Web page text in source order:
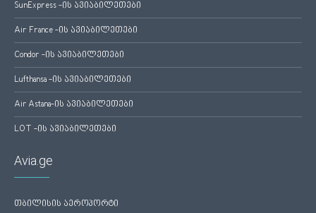
SunExpress -ის ავიაბილეთები
Air France -ის ავიაბილეთები
Condor -ის ავიაბილეთები
Lufthansa -ის ავიაბილეთები
Air Astana-ის ავიაბილეთები
LOT -ის ავიაბილეთები
Avia.ge
თბილისის აეროპორტი